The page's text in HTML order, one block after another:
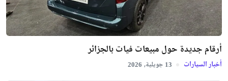
أرقام جديدة حول مبيعات فيات بالجزائر
أخبار السيارات 13 جويلية, 2026